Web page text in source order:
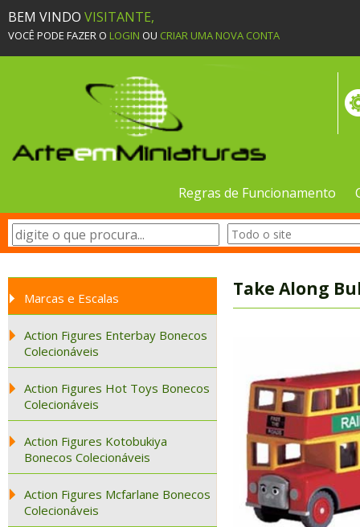
BEM VINDO VISITANTE,
VOCÊ PODE FAZER O LOGIN OU CRIAR UMA NOVA CONTA
Regras de Funcionamento
Marcas e Escalas
Action Figures Enterbay Bonecos
Colecionáveis
Action Figures Hot Toys Bonecos
Colecionáveis
Action Figures Kotobukiya
Bonecos Colecionáveis
Action Figures Mcfarlane Bonecos
Colecionáveis
Take Along